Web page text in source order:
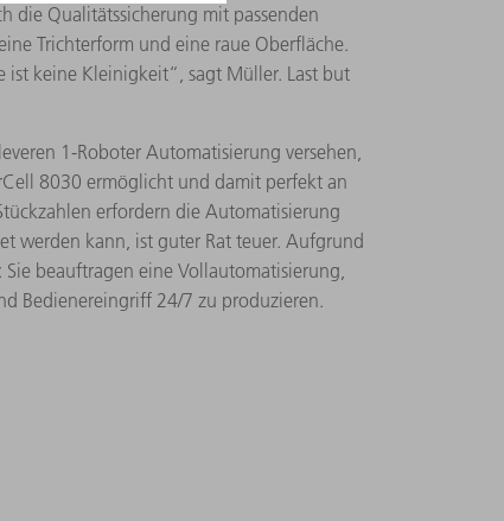
die Qualitätssicherung mit passenden
Trichterform und eine raue Oberfläche.
ist keine Kleinigkeit“, sagt Müller. Last but
1-Roboter Automatisierung versehen,
8030 ermöglicht und damit perfekt an
erfordern die Automatisierung
werden kann, ist guter Rat teuer. Aufgrund
beauftragen eine Vollautomatisierung,
Bedienereingriff 24/7 zu produzieren.